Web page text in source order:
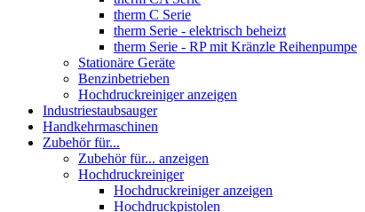
therm C Serie
therm Serie - elektrisch beheizt
therm Serie - RP mit Kränzle Reihenpumpe
Stationäre Geräte
Benzinbetrieben
Hochdruckreiniger anzeigen
Industriestaubsauger
Handkehrmaschinen
Zubehör für...
Zubehör für... anzeigen
Hochdruckreiniger
Hochdruckreiniger anzeigen
Hochdruckpistolen